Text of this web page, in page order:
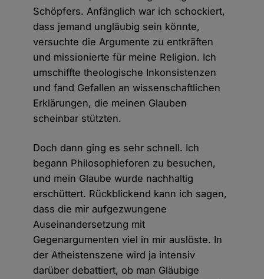
Schöpfers. Anfänglich war ich schockiert,
dass jemand ungläubig sein könnte,
versuchte die Argumente zu entkräften
und missionierte für meine Religion. Ich
umschiffte theologische Inkonsistenzen
und fand Gefallen an wissenschaftlichen
Erklärungen, die meinen Glauben
scheinbar stützten.
Doch dann ging es sehr schnell. Ich
begann Philosophieforen zu besuchen,
und mein Glaube wurde nachhaltig
erschüttert. Rückblickend kann ich sagen,
dass die mir aufgezwungene
Auseinandersetzung mit
Gegenargumenten viel in mir auslöste. In
der Atheistenszene wird ja intensiv
darüber debattiert, ob man Gläubige